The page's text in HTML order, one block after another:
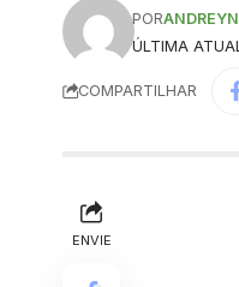
ÚLTIMA
POR
COMPARTILHAR
ENVIE